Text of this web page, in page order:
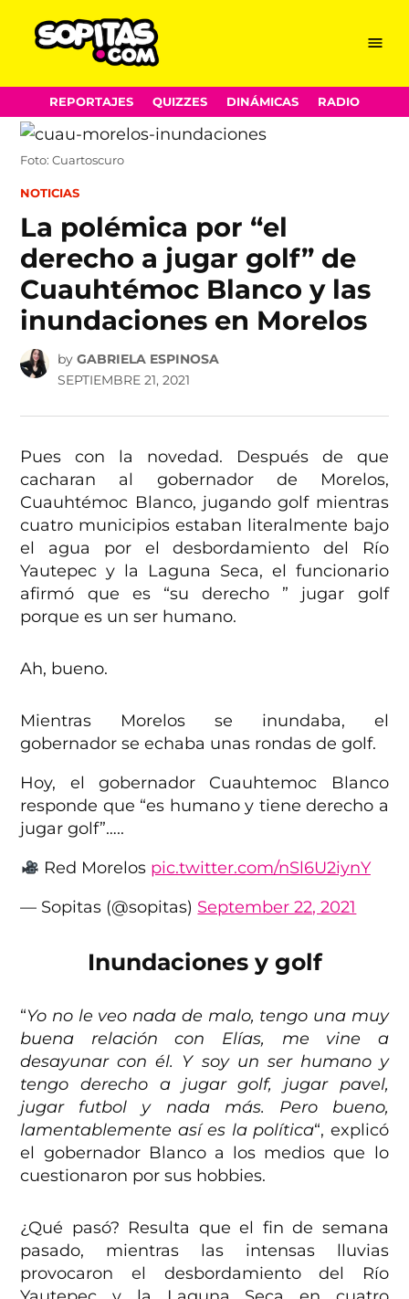
Skip
to
content
Menu
REPORTAJES QUIZZES DINÁMICAS RADIO
Foto: Cuartoscuro
POSTED
NOTICIAS
La polémica por “el
derecho a jugar golf” de
Cuauhtémoc Blanco y las
inundaciones en Morelos
by GABRIELA ESPINOSA
SEPTIEMBRE 21, 2021
Pues con la novedad. Después de que
cacharan al gobernador de Morelos,
Cuauhtémoc Blanco, jugando golf mientras
cuatro municipios estaban literalmente bajo
el agua por el desbordamiento del Río
Yautepec y la Laguna Seca, el funcionario
afirmó que es “su derecho ” jugar golf
porque es un ser humano.
Ah, bueno.
Mientras Morelos se inundaba, el
gobernador se echaba unas rondas de golf.
Hoy, el gobernador Cuauhtemoc Blanco
responde que “es humano y tiene derecho a
jugar golf”…..
Red Morelos pic.twitter.com/nSl6U2iynY
— Sopitas (@sopitas) September 22, 2021
Inundaciones y golf
“Yo no le veo nada de malo, tengo una muy
buena relación con Elías, me vine a
desayunar con él. Y soy un ser humano y
tengo derecho a jugar golf, jugar pavel,
jugar futbol y nada más. Pero bueno,
lamentablemente así es la política“, explicó
el gobernador Blanco a los medios que lo
cuestionaron por sus hobbies.
¿Qué pasó? Resulta que el fin de semana
pasado, mientras las intensas lluvias
provocaron el desbordamiento del Río